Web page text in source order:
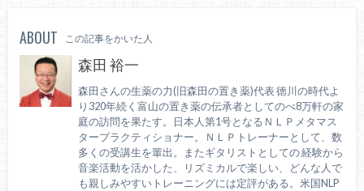
ABOUT この記事をかいた人
森田 裕一
森田さんの生薬の力(旧森田の置き薬)代表 徳川の時代よ
り320年続く富山の置き薬の伝承者としてのべ8万軒の家
庭の訪問を果たす。日本人第1号となるＮＬＰメタマス
タープラクティショナー。ＮＬＰトレーナーとして、数
多くの受講生を輩出。またギタリストとしての 経験から
音楽活動を活かした、リズミカルで楽しい、どんな人で
も親しみやすいトレーニングには定評がある。米国NLP